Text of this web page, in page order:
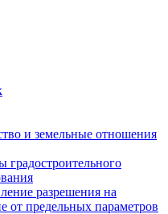
и земельные отношения
градостроительного
разрешения на
от предельных параметров